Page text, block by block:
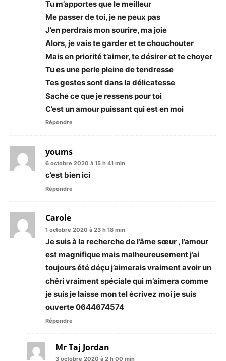
Tu m’apportes que le meilleur
Me passer de toi, je ne peux pas
J’en perdrais mon sourire, ma joie
Alors, je vais te garder et te chouchouter
Mais en priorité t’aimer, te désirer et te choyer
Tu es une perle pleine de tendresse
Tes gestes sont dans la délicatesse
Sache ce que je ressens pour toi
C’est un amour puissant qui est en moi
Répondre
youms
6 octobre 2020 à 15 h 41 min
c’est bien ici
Répondre
Carole
1 octobre 2020 à 23 h 18 min
Je suis à la recherche de l’âme sœur , l’amour
est magnifique mais malheureusement j’ai
toujours été déçu j’aimerais vraiment avoir un
chéri vraiment spéciale qui m’aimera comme
je suis je laisse mon tel écrivez moi je suis
ouverte 0644674574
Répondre
Mr Taj Jordan
3 octobre 2020 à 2 h 00 min